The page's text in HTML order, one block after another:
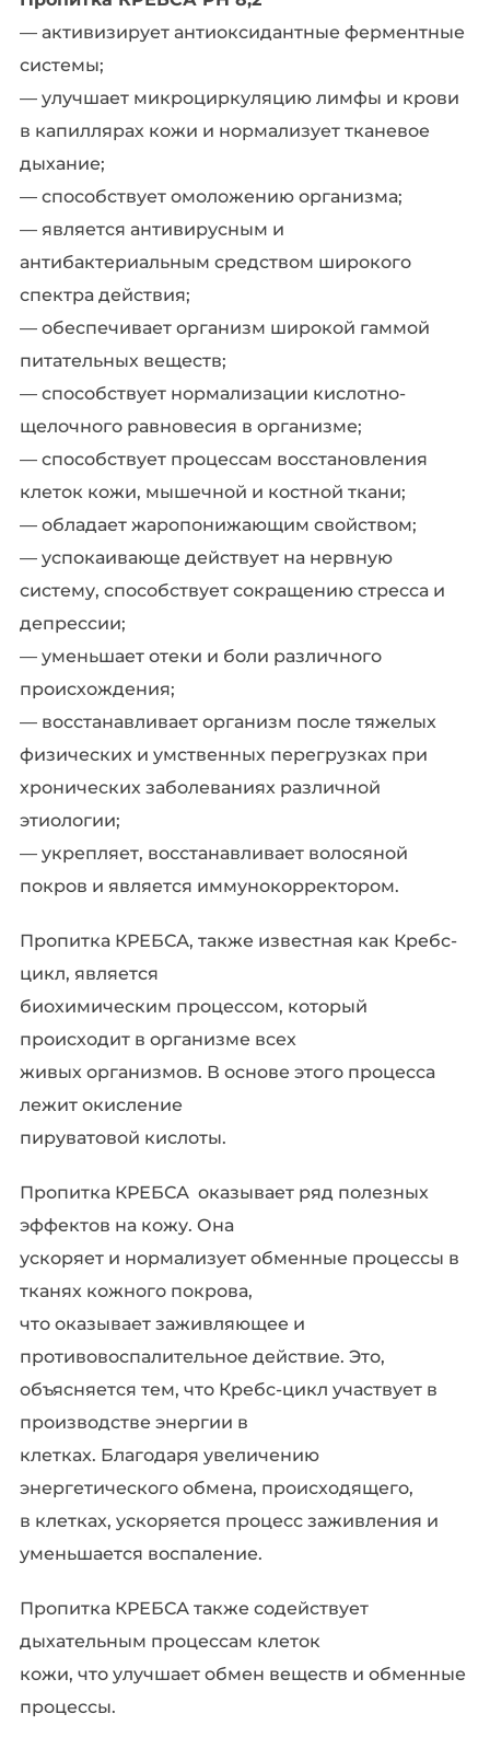
— активизирует антиоксидантные ферментные
системы;
— улучшает микроциркуляцию лимфы и крови
в капиллярах кожи и нормализует тканевое
дыхание;
— способствует омоложению организма;
— является антивирусным и
антибактериальным средством широкого
спектра действия;
— обеспечивает организм широкой гаммой
питательных веществ;
— способствует нормализации кислотно-
щелочного равновесия в организме;
— способствует процессам восстановления
клеток кожи, мышечной и костной ткани;
— обладает жаропонижающим свойством;
— успокаивающе действует на нервную
систему, способствует сокращению стресса и
депрессии;
— уменьшает отеки и боли различного
происхождения;
— восстанавливает организм после тяжелых
физических и умственных перегрузках при
хронических заболеваниях различной
этиологии;
— укрепляет, восстанавливает волосяной
покров и является иммунокорректором.
Пропитка КРЕБСА, также известная как Кребс-
цикл, является
биохимическим процессом, который
происходит в организме всех
живых организмов. В основе этого процесса
лежит окисление
пируватовой кислоты.
Пропитка КРЕБСА оказывает ряд полезных
эффектов на кожу. Она
ускоряет и нормализует обменные процессы в
тканях кожного покрова,
что оказывает заживляющее и
противовоспалительное действие. Это,
объясняется тем, что Кребс-цикл участвует в
производстве энергии в
клетках. Благодаря увеличению
энергетического обмена, происходящего,
в клетках, ускоряется процесс заживления и
уменьшается воспаление.
Пропитка КРЕБСА также содействует
дыхательным процессам клеток
кожи, что улучшает обмен веществ и обменные
процессы.